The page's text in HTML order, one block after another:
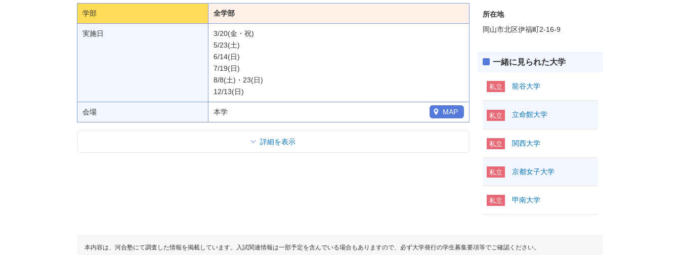
学部 全学部
実施日
3/20(金・祝)
5/23(土)
6/14(日)
7/19(日)
8/8(土)・23(日)
12/13(日)
会場 本学 MAP
詳細を表示
所在地
岡山市北区伊福町2-16-9
一緒に見られた大学
私立 龍谷大学
私立 立命館大学
私立 関西大学
私立 京都女子大学
私立 甲南大学
本内容は、河合塾にて調査した情報を掲載しています。入試関連情報は一部予定を含んでいる場合もありますので、必ず大学発行の学生募集要項等でご確認ください。